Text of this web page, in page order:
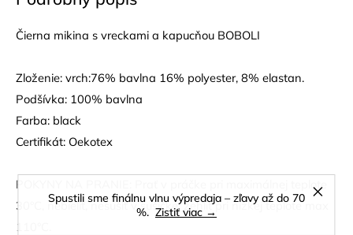
Spustili sme finálnu vlnu výpredaja – zľavy až do 70
%. Zistiť viac →
Čierna mikina s vreckami a kapucňou BOBOLI
Zloženie: vrch:76% bavlna 16% polyester, 8% elastan.
Podšívka: 100% bavlna
Farba: black
Certifikát: Oekotex
POKYNY NA PRANIE: Prať v práčke pri maximálnej teplote
30°C, nebieliť, nesušiť v sušičke, žehliť pri nízkej teplote max
110°C.